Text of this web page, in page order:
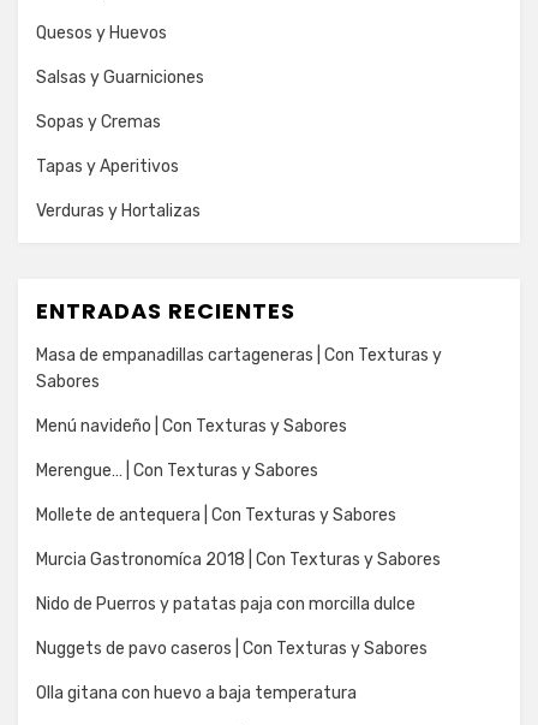
Quesos y Huevos
Salsas y Guarniciones
Sopas y Cremas
Tapas y Aperitivos
Verduras y Hortalizas
ENTRADAS RECIENTES
Masa de empanadillas cartageneras | Con Texturas y
Sabores
Menú navideño | Con Texturas y Sabores
Merengue… | Con Texturas y Sabores
Mollete de antequera | Con Texturas y Sabores
Murcia Gastronomíca 2018 | Con Texturas y Sabores
Nido de Puerros y patatas paja con morcilla dulce
Nuggets de pavo caseros | Con Texturas y Sabores
Olla gitana con huevo a baja temperatura